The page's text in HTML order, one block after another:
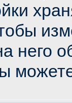
него